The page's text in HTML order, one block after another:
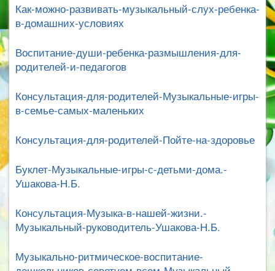
Как-можно-развивать-музыкальный-слух-ребенка-
в-домашних-условиях
Воспитание-души-ребенка-размышления-для-
родителей-и-педагогов
Консультация-для-родителей-Музыкальные-игры-
в-семье-самых-маленьких
Консультация-для-родителей-Пойте-на-здоровье
Буклет-Музыкальные-игры-с-детьми-дома.-
Ушакова-Н.Б.
Консультация-Музыка-в-нашей-жизни.-
Музыкальный-руководитель-Ушакова-Н.Б.
Музыкально-ритмическое-воспитание-